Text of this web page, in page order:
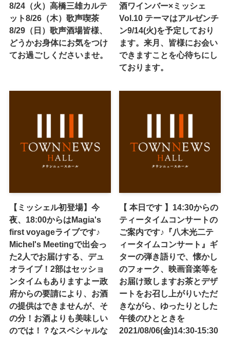
8/24（火）高橋三雄カルテ
ット8/26（木）歌声喫茶
8/29（日）歌声酒場皆様、
どうかお身体にお気をつけ
てお過ごしくださいませ。
酒ワインバー×ミッシェ
Vol.10 テーマはアルゼンチ
ン9/14(火)を予定しており
ます。来月、皆様にお会い
できますことを心待ちにし
ております。
【ミッシェル初登場】今
夜、18:00からはMagia's
first voyageライブです♪
Michel's Meetingで出会っ
た2人でお届けする、デュ
オライブ！2部はセッショ
ンタイムもありますよー政
府からの要請により、お酒
の提供はできませんが、そ
の分！お酒よりも美味しい
のでは！？なスペシャルな
【 本日です 】14:30からの
ティータイムコンサートの
ご案内です♪『八木光二テ
ィータイムコンサート』ギ
ターの弾き語りで、懐かし
のフォーク、映画音楽等を
お届け致します️お茶とデザ
ートをお召し上がりいただ
きながら、ゆったりとした
午後のひとときを️
2021/08/06(金)14:30-15:30